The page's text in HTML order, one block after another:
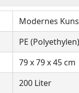
Modernes
PE
79 x 79 x 45 cm
200 Liter